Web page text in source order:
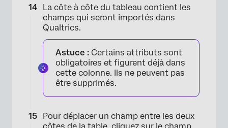
×
La côte à côte du tableau contient les
champs qui seront importés dans
Qualtrics.
Astuce : Certains attributs sont
obligatoires et figurent déjà dans
cette colonne. Ils ne peuvent pas
être supprimés.
Pour déplacer un champ entre les deux